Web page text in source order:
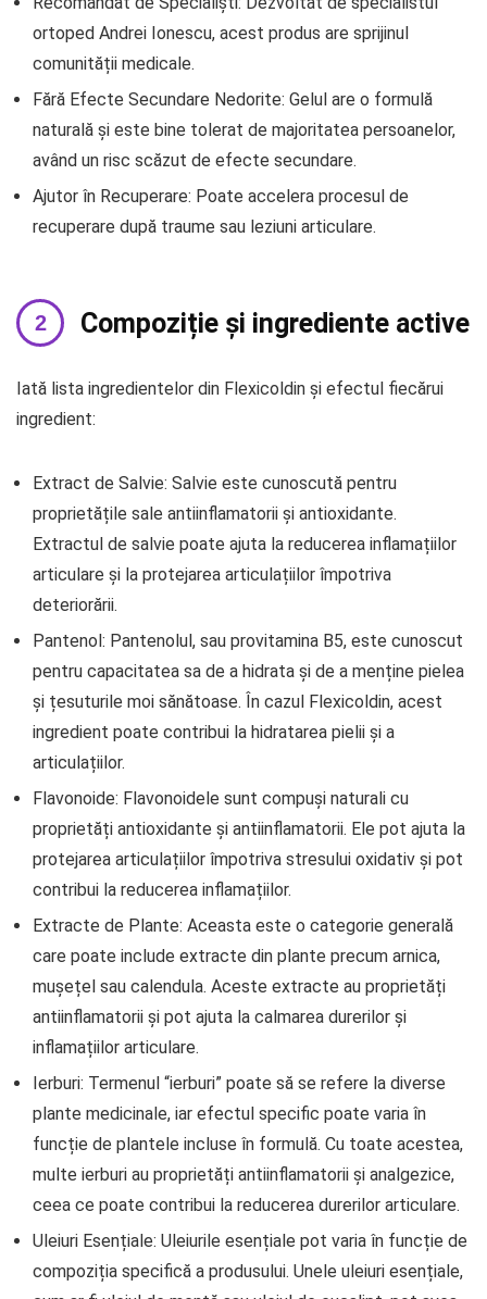
ortoped Andrei Ionescu, acest produs are sprijinul
comunității medicale.
Fără Efecte Secundare Nedorite: Gelul are o formulă
naturală și este bine tolerat de majoritatea persoanelor,
având un risc scăzut de efecte secundare.
Ajutor în Recuperare: Poate accelera procesul de
recuperare după traume sau leziuni articulare.
Compoziție și ingrediente active
Iată lista ingredientelor din Flexicoldin și efectul fiecărui
ingredient:
Extract de Salvie: Salvie este cunoscută pentru
proprietățile sale antiinflamatorii și antioxidante.
Extractul de salvie poate ajuta la reducerea inflamațiilor
articulare și la protejarea articulațiilor împotriva
deteriorării.
Pantenol: Pantenolul, sau provitamina B5, este cunoscut
pentru capacitatea sa de a hidrata și de a menține pielea
și țesuturile moi sănătoase. În cazul Flexicoldin, acest
ingredient poate contribui la hidratarea pielii și a
articulațiilor.
Flavonoide: Flavonoidele sunt compuși naturali cu
proprietăți antioxidante și antiinflamatorii. Ele pot ajuta la
protejarea articulațiilor împotriva stresului oxidativ și pot
contribui la reducerea inflamațiilor.
Extracte de Plante: Aceasta este o categorie generală
care poate include extracte din plante precum arnica,
mușețel sau calendula. Aceste extracte au proprietăți
antiinflamatorii și pot ajuta la calmarea durerilor și
inflamațiilor articulare.
Ierburi: Termenul “ierburi” poate să se refere la diverse
plante medicinale, iar efectul specific poate varia în
funcție de plantele incluse în formulă. Cu toate acestea,
multe ierburi au proprietăți antiinflamatorii și analgezice,
ceea ce poate contribui la reducerea durerilor articulare.
Uleiuri Esențiale: Uleiurile esențiale pot varia în funcție de
compoziția specifică a produsului. Unele uleiuri esențiale,